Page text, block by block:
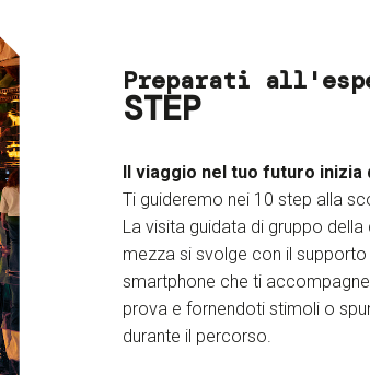
Preparati
STEP
Il viaggio nel tuo futuro inizia
Ti guideremo nei 10 step alla
La visita guidata di gruppo della
mezza si svolge con il supporto
smartphone che ti
prova e fornendoti stimoli o
durante il percorso.